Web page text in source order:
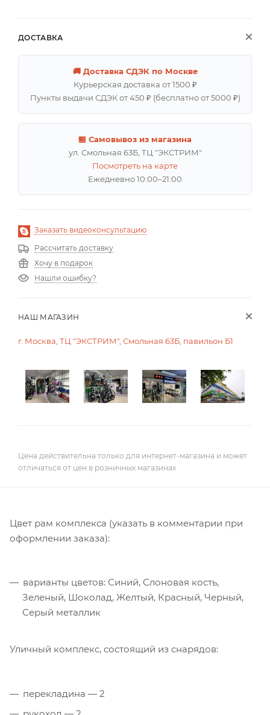
ДОСТАВКА
🚚 Доставка СДЭК по Москве
Курьерская доставка от 1500 ₽
Пункты выдачи СДЭК от 450 ₽ (бесплатно от 5000 ₽)
🏪 Самовывоз из магазина
ул. Смольная 63Б, ТЦ "ЭКСТРИМ"
Посмотреть на карте
Ежедневно 10:00–21:00
Заказать видеоконсультацию
Рассчитать доставку
Хочу в подарок
Нашли ошибку?
НАШ МАГАЗИН
г. Москва, ТЦ "ЭКСТРИМ", Смольная 63Б, павильон Б1
Цена действительна только для интернет-магазина и может
отличаться от цен в розничных магазинах
Цвет рам комплекса (указать в комментарии при
оформлении заказа):
варианты цветов: Синий, Слоновая кость,
Зеленый, Шоколад, Желтый, Красный, Черный,
Серый металлик
Уличный комплекс, состоящий из снарядов:
перекладина — 2